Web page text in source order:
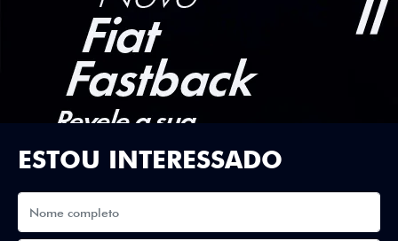
ESTOU INTERESSADO